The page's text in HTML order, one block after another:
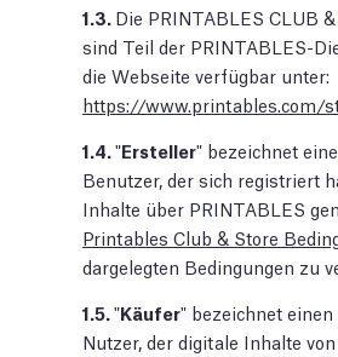
1.3. Die PRINTABLES CLUB
sind Teil der PRINTABLES-
die Webseite verfügbar unter:
https://www.printables.com/
1.4."Ersteller" bezeichnet
Benutzer, der sich registriert
Inhalte über PRINTABLES
Printables Club & Store
dargelegten Bedingungen zu
1.5."Käufer" bezeichnet
Nutzer, der digitale Inhalte